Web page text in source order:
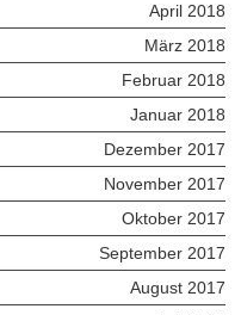
April 2018
März 2018
Februar 2018
Januar 2018
Dezember 2017
November 2017
Oktober 2017
September 2017
August 2017